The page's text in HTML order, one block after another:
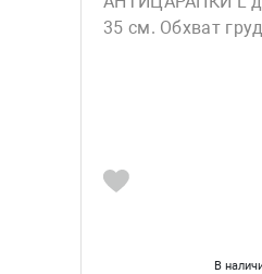
35 см. Обхват
В